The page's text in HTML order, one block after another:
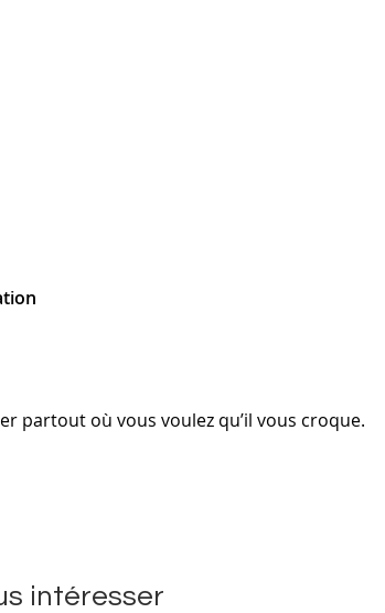
partout où vous voulez qu’il vous croque.
intéresser